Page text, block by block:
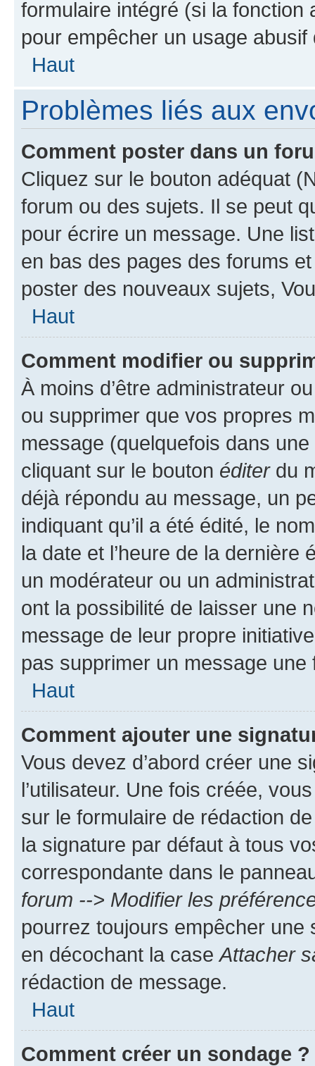
formulaire intégré (si la fonction
pour empêcher un usage
Haut
Problèmes liés aux
Comment poster dans un
Cliquez sur le bouton adéquat
forum ou des sujets. Il se peut
pour écrire un message. Une
en bas des pages des forums
poster des nouveaux sujets,
Haut
Comment modifier ou
À moins d’être administrateur
ou supprimer que vos propres
message (quelquefois dans
cliquant sur le bouton éditerdu
déjà répondu au message, un
indiquant qu’il a été édité, le
la date et l’heure de la dernière
un modérateur ou un
ont la possibilité de laisser une
message de leur propre
pas supprimer un message une
Haut
Comment ajouter une
Vous devez d’abord créer une
l’utilisateur. Une fois créée,
sur le formulaire de rédaction
la signature par défaut à tous
correspondante dans le
forum --> Modifier les
pourrez toujours empêcher une
en décochant la case Attacher
rédaction de message.
Haut
Comment créer un sondage ?